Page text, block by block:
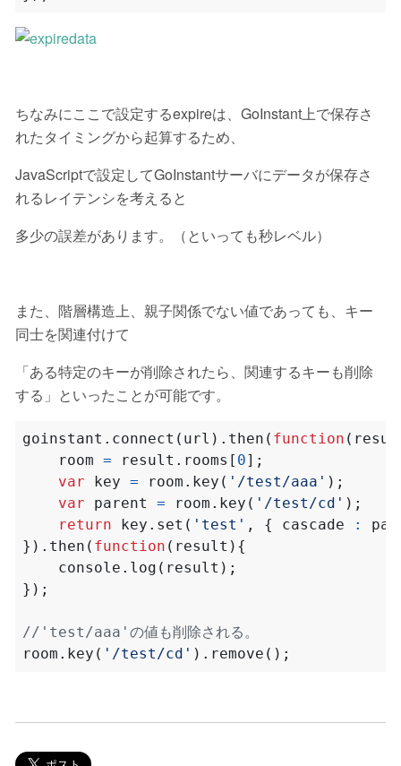
ちなみにここで設定するexpireは、GoInstant上で保存さ
れたタイミングから起算するため、
JavaScriptで設定してGoInstantサーバにデータが保存さ
れるレイテンシを考えると
多少の誤差があります。（といっても秒レベル）
また、階層構造上、親子関係でない値であっても、キー
同士を関連付けて
「ある特定のキーが削除されたら、関連するキーも削除
する」といったことが可能です。
goinstant . connect ( url ). then ( function (
room = result . rooms [ 0];
var
key = room . key ( '/test/aaa' );
var
parent = room . key ( '/test/cd' );
return
key . set ( 'test' , { cascade :
}). then ( function ( result ){
console . log ( result );
});
room . key ( '/test/cd' ). remove ();